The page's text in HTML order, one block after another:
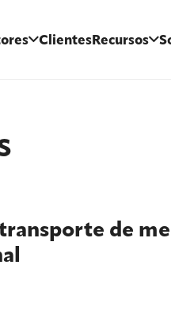
ClientesRecursos
de